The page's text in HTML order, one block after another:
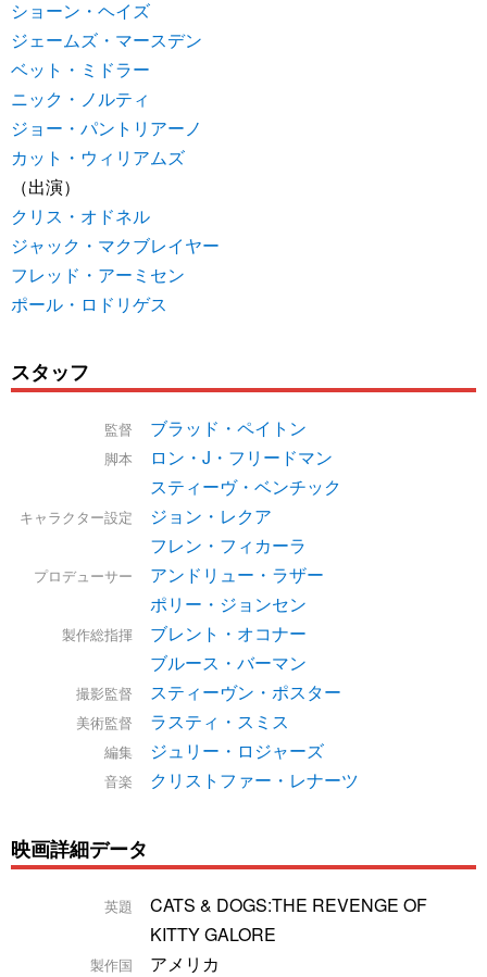
ショーン・ヘイズ
ジェームズ・マースデン
ベット・ミドラー
ニック・ノルティ
ジョー・パントリアーノ
カット・ウィリアムズ
（出演）
クリス・オドネル
ジャック・マクブレイヤー
フレッド・アーミセン
ポール・ロドリゲス
スタッフ
監督 ブラッド・ペイトン
脚本
ロン・J・フリードマン
スティーヴ・ベンチック
キャラクター設定
ジョン・レクア
フレン・フィカーラ
プロデューサー
アンドリュー・ラザー
ポリー・ジョンセン
製作総指揮
ブレント・オコナー
ブルース・バーマン
撮影監督 スティーヴン・ポスター
美術監督 ラスティ・スミス
編集 ジュリー・ロジャーズ
音楽 クリストファー・レナーツ
映画詳細データ
英題
CATS & DOGS:THE REVENGE OF
KITTY GALORE
製作国 アメリカ